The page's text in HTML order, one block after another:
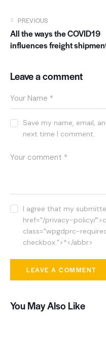
e
a
n
t
u
s
e
l
l
r
.
B
PREVIOUS
All the ways the COVID19
influences freight
Leave a comment
Save my name, email,
next time I comment.
I agree that my
href="/privacy-policy/
class="wpgdprc-
checkbox.">*</abbr>
You May Also Like